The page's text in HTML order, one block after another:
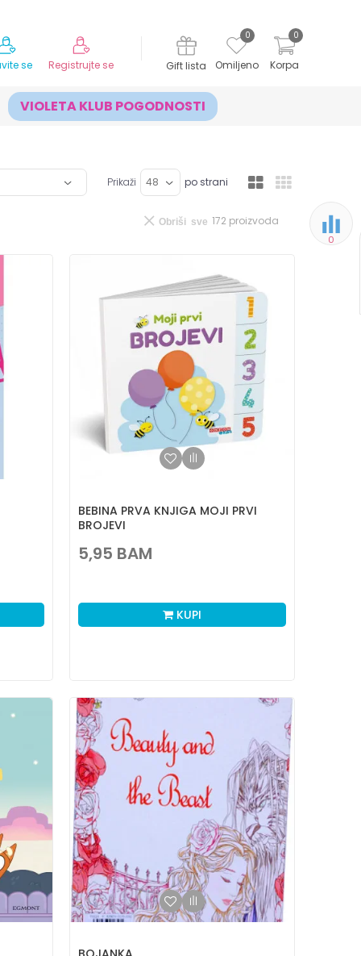
Korpa
0
Omiljeno
0
Gift lista
se Registrujte se
VIOLETA KLUB POGODNOSTI
0
Prikaži po strani
172 proizvoda
Obriši sve
BEBINA PRVA KNJIGA MOJI PRVI
BROJEVI
5,95 BAM
KUPI